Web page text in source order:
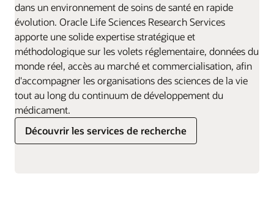
dans un environnement de soins de santé en rapide
évolution. Oracle Life Sciences Research Services
apporte une solide expertise stratégique et
méthodologique sur les volets réglementaire, données du
monde réel, accès au marché et commercialisation, afin
d'accompagner les organisations des sciences de la vie
tout au long du continuum de développement du
médicament.
Découvrir les services de recherche